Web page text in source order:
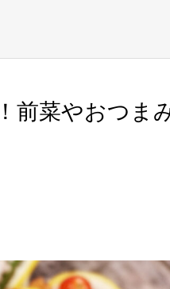
前菜やおつま